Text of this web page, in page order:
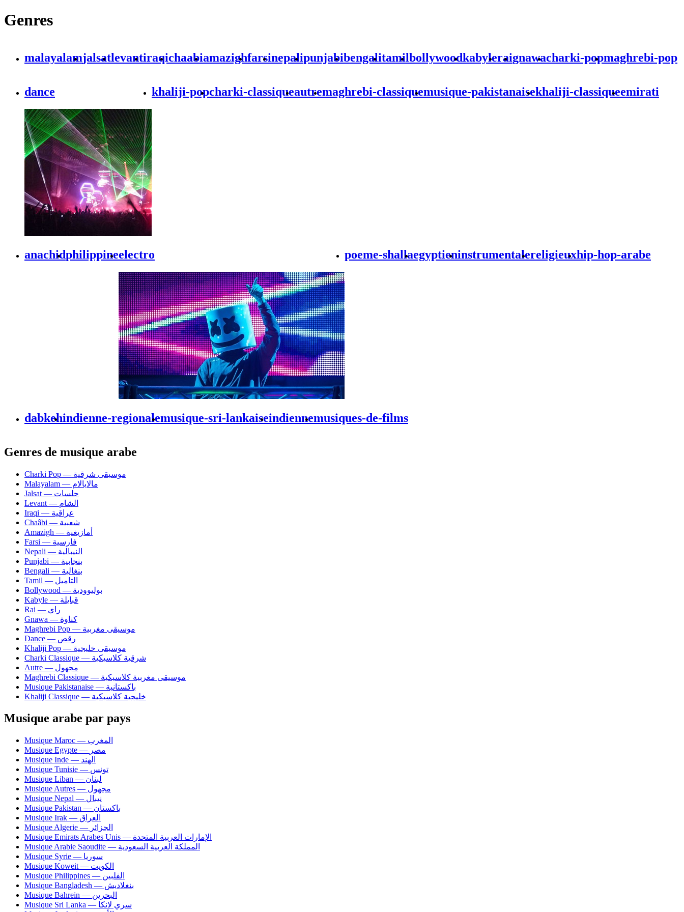
Genres
malayalamjalsatlevantiraqichaabiamazighfarsinepalipunjabibengalitamilbollywoodkabyleraignawacharki-popmaghrebi-pop
dance khaliji-popcharki-classiqueautremaghrebi-classiquemusique-pakistanaisekhaliji-classiqueemirati
anachidphilippineelectro poeme-shallaegyptieninstrumentalereligieuxhip-hop-arabe
dabkehindienne-regionalemusique-sri-lankaiseindiennemusiques-de-films
Genres de musique arabe
Charki Pop — موسيقى شرقية
Malayalam — مالايالام
Jalsat — جلسات
Levant — الشام
Iraqi — عراقية
Chaâbi — شعبية
Amazigh — أمازيغية
Farsi — فارسية
Nepali — النيبالية
Punjabi — بنجابية
Bengali — بنغالية
Tamil — التاميل
Bollywood — بوليوودية
Kabyle — قبايلة
Rai — راي
Gnawa — كناوة
Maghrebi Pop — موسيقى مغربية
Dance — رقص
Khaliji Pop — موسيقى خليجية
Charki Classique — شرقية كلاسيكية
Autre — مجهول
Maghrebi Classique — موسيقى مغربية كلاسيكية
Musique Pakistanaise — باكستانية
Khaliji Classique — خليجية كلاسيكية
Musique arabe par pays
Musique Maroc — المغرب
Musique Egypte — مصر
Musique Inde — الهند
Musique Tunisie — تونس
Musique Liban — لبنان
Musique Autres — مجهول
Musique Nepal — نيبال
Musique Pakistan — باكستان
Musique Irak — العراق
Musique Algerie — الجزائر
Musique Emirats Arabes Unis — الإمارات العربية المتحدة
Musique Arabie Saoudite — المملكة العربية السعودية
Musique Syrie — سوريا
Musique Koweit — الكويت
Musique Philippines — الفلبين
Musique Bangladesh — بنغلاديش
Musique Bahrein — البحرين
Musique Sri Lanka — سري لانكا